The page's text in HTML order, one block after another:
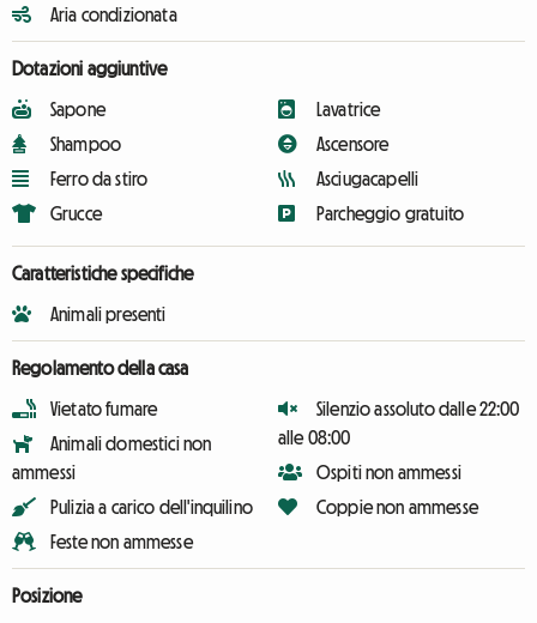
Aria condizionata
Dotazioni aggiuntive
Sapone
Shampoo
Ferro da stiro
Grucce
Lavatrice
Ascensore
Asciugacapelli
Parcheggio gratuito
Caratteristiche specifiche
Animali presenti
Regolamento della casa
Vietato fumare
Animali domestici non
ammessi
Pulizia a carico dell'inquilino
Feste non ammesse
Silenzio assoluto dalle 22:00
alle 08:00
Ospiti non ammessi
Coppie non ammesse
Posizione